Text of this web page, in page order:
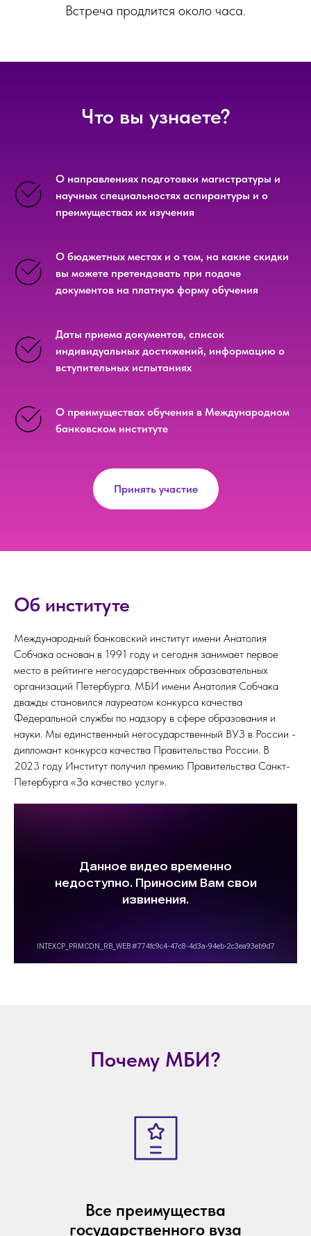
Встреча продлится около часа.
Что вы узнаете?
О направлениях подготовки магистратуры и
научных специальностях аспирантуры и о
преимуществах их изучения
О бюджетных местах и о том, на какие скидки
вы можете претендовать при подаче
документов на платную форму обучения
Даты приема документов, список
индивидуальных достижений, информацию о
вступительных испытаниях
О преимуществах обучения в Международном
банковском институте
Принять участие
Об институте
Международный банковский институт имени Анатолия
Собчака основан в 1991 году и сегодня занимает первое
место в рейтинге негосударственных образовательных
организаций Петербурга. МБИ имени Анатолия Собчака
дважды становился лауреатом конкурса качества
Федеральной службы по надзору в сфере образования и
науки. Мы единственный негосударственный ВУЗ в России -
дипломант конкурса качества Правительства России. В
2023 году Институт получил премию Правительства Санкт-
Петербурга «За качество услуг».
Почему МБИ?
Все преимущества
государственного вуза